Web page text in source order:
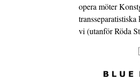
opera möter
vi (utanför Röda